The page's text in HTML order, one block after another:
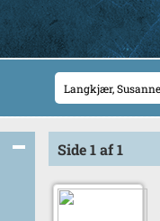
Side 1 af 1